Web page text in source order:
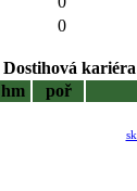
0
Dostihová
hm poř